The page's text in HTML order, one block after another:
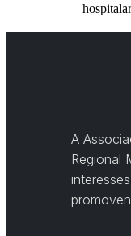
A
Regional